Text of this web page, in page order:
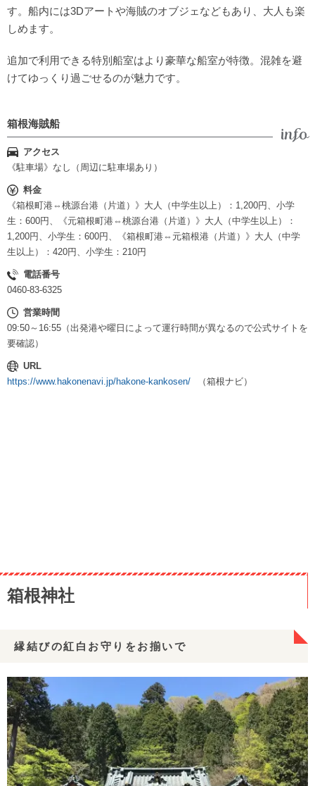
す。船内には3Dアートや海賊のオブジェなどもあり、大人も楽
しめます。
追加で利用できる特別船室はより豪華な船室が特徴。混雑を避
けてゆっくり過ごせるのが魅力です。
箱根海賊船
アクセス
《駐車場》なし（周辺に駐車場あり）
料金
《箱根町港⇔桃源台港（片道）》大人（中学生以上）：1,200円、小学
生：600円、《元箱根町港⇔桃源台港（片道）》大人（中学生以上）：
1,200円、小学生：600円、《箱根町港⇔元箱根港（片道）》大人（中学
生以上）：420円、小学生：210円
電話番号
0460-83-6325
営業時間
09:50～16:55（出発港や曜日によって運行時間が異なるので公式サイトを
要確認）
URL
https://www.hakonenavi.jp/hakone-kankosen/
（箱根ナビ）
箱根神社
縁結びの紅白お守りをお揃いで